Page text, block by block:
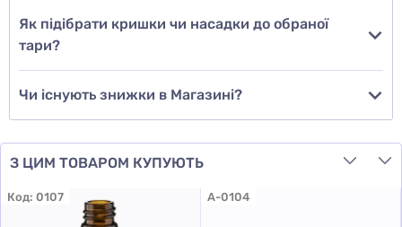
Як підібрати кришки чи насадки до обраної
тари?
Чи існують знижки в Магазині?
З ЦИМ ТОВАРОМ КУПУЮТЬ
Код: 0107 A-0104